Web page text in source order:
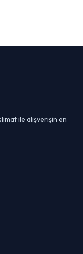
ile alışverişin en